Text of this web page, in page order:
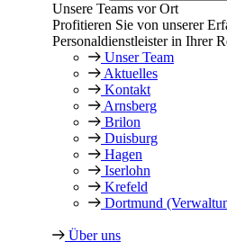
Unsere Teams vor Ort
Profitieren Sie von unserer
Personaldienstleister in Ihrer
Unser Team
Aktuelles
Kontakt
Arnsberg
Brilon
Duisburg
Hagen
Iserlohn
Krefeld
Dortmund
Über uns